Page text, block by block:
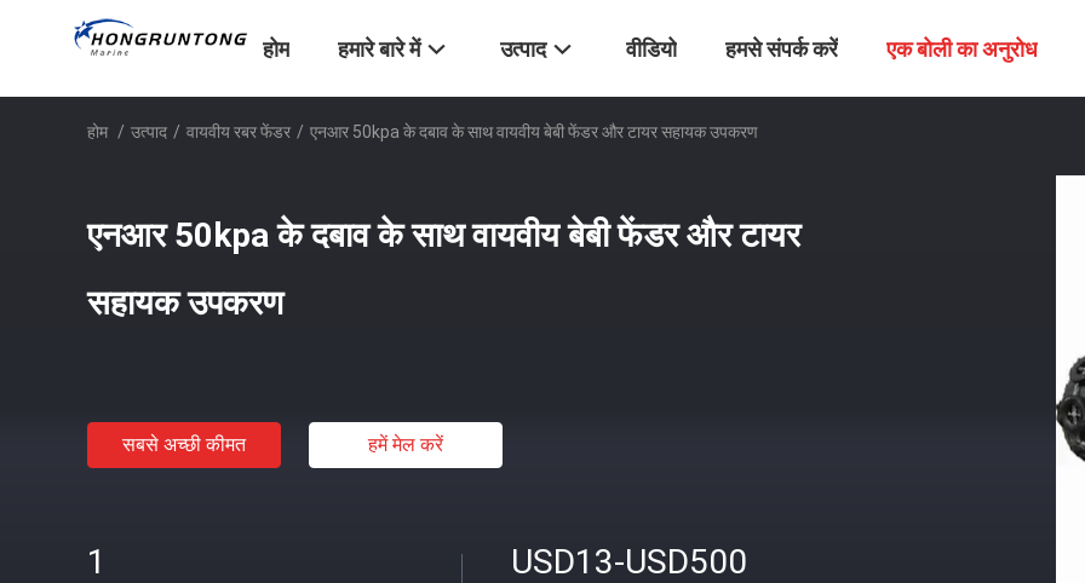
होम हमारे बारे में उत्पाद वीडियो हमसे संपर्क करें एक बोली का अनुरोध
होम / उत्पाद / वायवीय रबर फेंडर / एनआर 50kpa के दबाव के साथ वायवीय बेबी फेंडर और टायर सहायक उपकरण
एनआर 50kpa के दबाव के साथ वायवीय बेबी फेंडर और टायर
सहायक उपकरण
सबसे अच्छी कीमत हमें मेल करें
1 USD13-USD500